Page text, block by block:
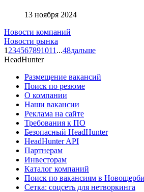
13 ноября 2024
Новости компаний
Новости рынка
1 234567891011 ...48дальше
HeadHunter
Размещение вакансий
Поиск по резюме
О компании
Наши вакансии
Реклама на сайте
Требования к ПО
Безопасный HeadHunter
HeadHunter API
Партнерам
Инвесторам
Каталог компаний
Поиск по вакансиям в
Сетка: соцсеть для нетворкинга